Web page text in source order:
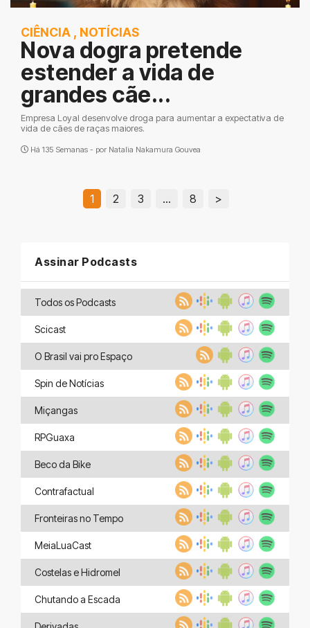
CIÊNCIA , NOTÍCIAS
Nova dogra pretende
estender a vida de
grandes cãe...
Empresa Loyal desenvolve droga para aumentar a expectativa de
vida de cães de raças maiores.
Há 135 Semanas - por Natalia Nakamura Gouvea
1 2 3 … 8 >
Assinar Podcasts
Todos os Podcasts
Scicast
O Brasil vai pro Espaço
Spin de Notícias
Miçangas
RPGuaxa
Beco da Bike
Contrafactual
Fronteiras no Tempo
MeiaLuaCast
Costelas e Hidromel
Chutando a Escada